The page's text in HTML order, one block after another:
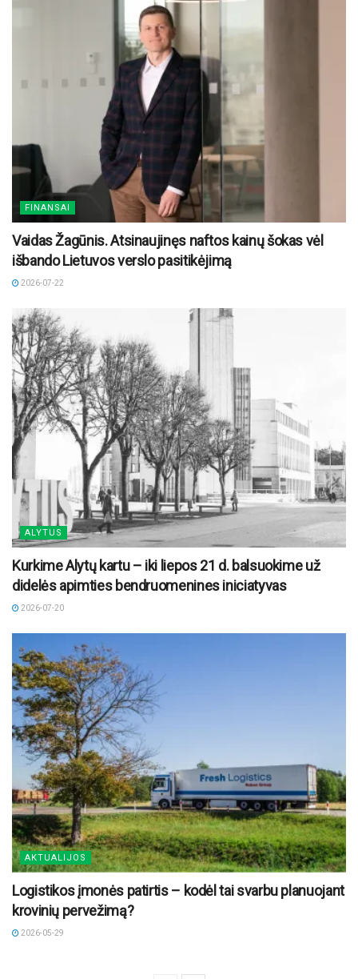
FINANSAI
Vaidas Žagūnis. Atsinaujinęs naftos kainų šokas vėl
išbando Lietuvos verslo pasitikėjimą
2026-07-22
ALYTUS
Kurkime Alytų kartu – iki liepos 21 d. balsuokime už
didelės apimties bendruomenines iniciatyvas
2026-07-20
AKTUALIJOS
Logistikos įmonės patirtis – kodėl tai svarbu planuojant
krovinių pervežimą?
2026-05-29